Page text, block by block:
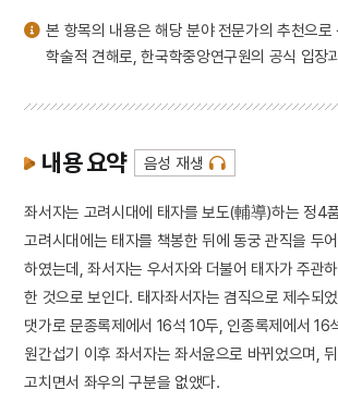
본 항목의 내용은 해당 분야 전문가의 추천으로
학술적 견해로, 한국학중앙연구원의 공식 입장
내용 요약 음성 재생
좌서자는 고려시대에 태자를 보도(輔導)하는 정4
고려시대에는 태자를 책봉한 뒤에 동궁 관직을 두
하였는데, 좌서자는 우서자와 더불어 태자가 주관
한 것으로 보인다. 태자좌서자는 겸직으로 제수되
댓가로 문종록제에서 16석 10두, 인종록제에서 16
원간섭기 이후 좌서자는 좌서윤으로 바뀌었으며,
고치면서 좌우의 구분을 없앴다.